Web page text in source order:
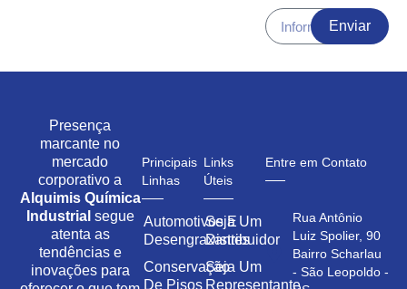
Enviar
Presença
marcante no
mercado
corporativo a
Alquimis Química
Industrial segue
atenta as
tendências e
inovações para
Principais
Linhas
Automotivos E
Desengraxantes
Conservação
De Pisos
Links
Úteis
Seja Um
Distribuidor
Seja Um
Representante
Entre em Contato
Rua Antônio
Luiz Spolier, 90
Bairro Scharlau
- São Leopoldo -